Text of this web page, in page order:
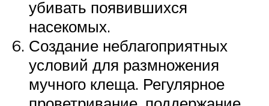
убивать появившихся
насекомых.
Создание неблагоприятных
условий для размножения
мучного клеща. Регулярное